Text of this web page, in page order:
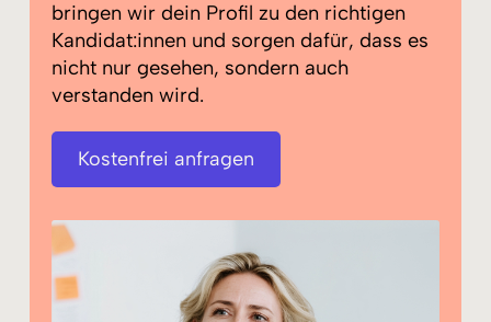
bringen wir dein Profil zu den richtigen
Kandidat:innen und sorgen dafür, dass es
nicht nur gesehen, sondern auch
verstanden wird.
Kostenfrei anfragen